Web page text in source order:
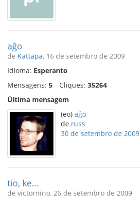
aĝo
de Kattapa, 16 de setembro de 2009
Idioma: Esperanto
Mensagens: 5 Cliques: 35264
Última mensagem
(eo) aĝo
de russ
30 de setembro de 2009
tio, ke...
de victornino, 26 de setembro de 2009